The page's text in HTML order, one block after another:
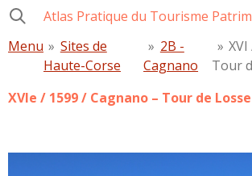
Passer
contenu
principal
Menu » Sites de
Haute-Corse
» 2B -
Cagnano
»
Tour
XVIe / 1599 / Cagnano – Tour de Losse